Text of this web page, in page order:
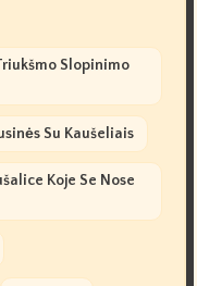
Slopinimo
Su Kaušeliais
Koje Se Nose